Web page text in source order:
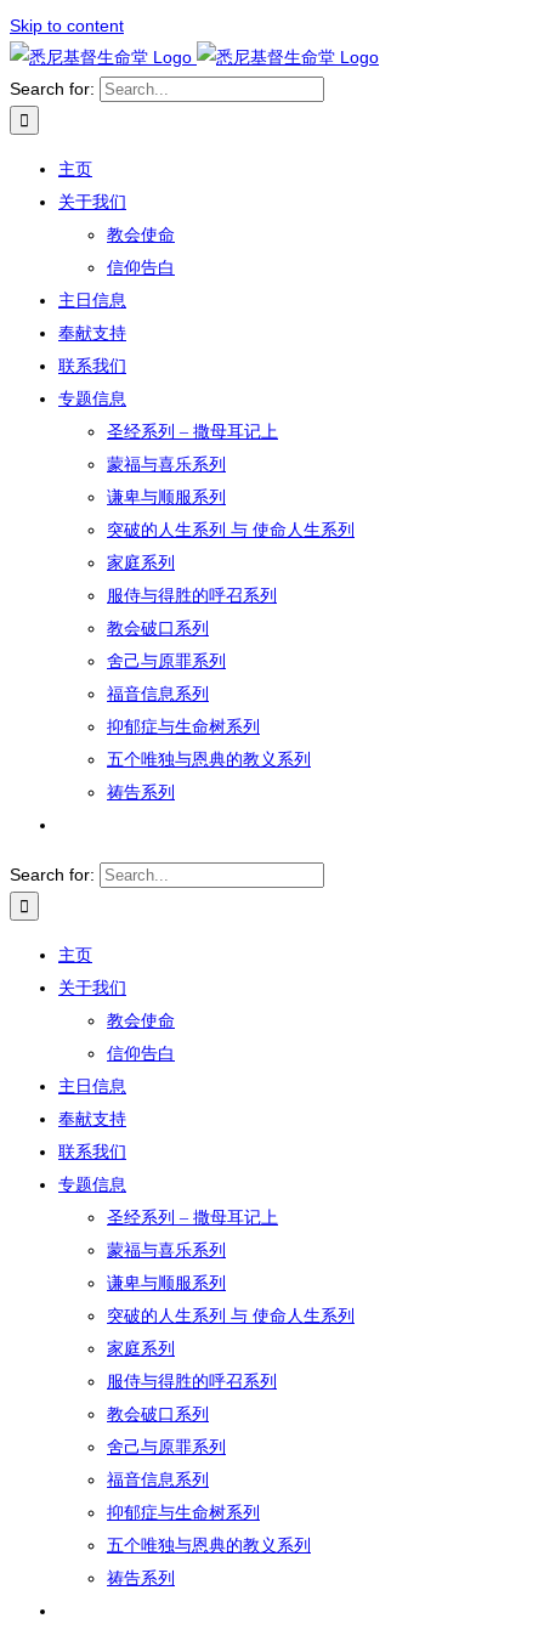
Skip to content
Search for:
主页
关于我们
教会使命
信仰告白
主日信息
奉献支持
联系我们
专题信息
圣经系列 – 撒母耳记上
蒙福与喜乐系列
谦卑与顺服系列
突破的人生系列 与 使命人生系列
家庭系列
服侍与得胜的呼召系列
教会破口系列
舍己与原罪系列
福音信息系列
抑郁症与生命树系列
五个唯独与恩典的教义系列
祷告系列
Search for:
主页
关于我们
教会使命
信仰告白
主日信息
奉献支持
联系我们
专题信息
圣经系列 – 撒母耳记上
蒙福与喜乐系列
谦卑与顺服系列
突破的人生系列 与 使命人生系列
家庭系列
服侍与得胜的呼召系列
教会破口系列
舍己与原罪系列
福音信息系列
抑郁症与生命树系列
五个唯独与恩典的教义系列
祷告系列